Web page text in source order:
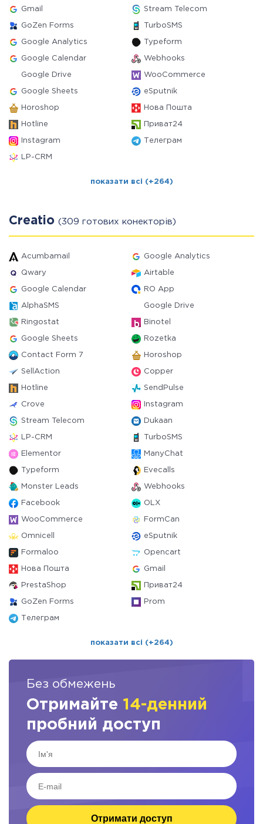
Gmail Stream Telecom
GoZen Forms TurboSMS
Google Analytics Typeform
Google Calendar Webhooks
Google Drive WooCommerce
Google Sheets eSputnik
Horoshop Нова Пошта
Hotline Приват24
Instagram Телеграм
LP-CRM
показати всі (+264)
Creatio (309 готових конекторів)
Acumbamail Google Analytics
Qwary Airtable
Google Calendar RO App
AlphaSMS Google Drive
Ringostat Binotel
Google Sheets Rozetka
Contact Form 7 Horoshop
SellAction Copper
Hotline SendPulse
Crove Instagram
Stream Telecom Dukaan
LP-CRM TurboSMS
Elementor ManyChat
Typeform Evecalls
Monster Leads Webhooks
Facebook OLX
WooCommerce FormCan
Omnicell eSputnik
Formaloo Opencart
Нова Пошта Gmail
PrestaShop Приват24
GoZen Forms Prom
Телеграм
показати всі (+264)
Без обмежень
Отримайте 14-денний
пробний доступ
Отримати доступ